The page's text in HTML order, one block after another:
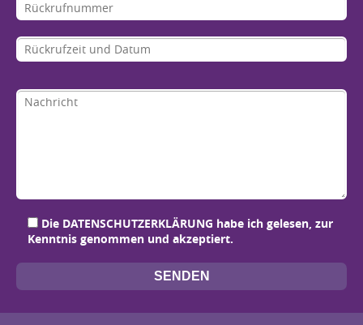
Die DATENSCHUTZERKLÄRUNG habe ich gelesen, zur
Kenntnis genommen und akzeptiert.